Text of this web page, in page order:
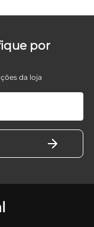
por
da loja